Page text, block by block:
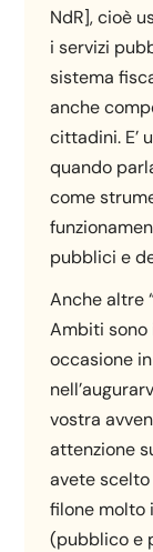
NdR], cioè
i servizi
sistema
anche
cittadini. E’
quando
come
pubblici e
Anche altre
Ambiti sono
occasione
vostra
attenzione
avete
filone molto
(pubblico e